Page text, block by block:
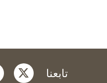
تابعنا twitter